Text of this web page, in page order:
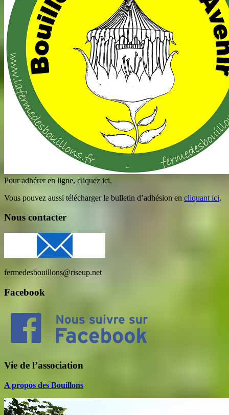
Pour adhérer en ligne, cliquez ici.
Vous pouvez aussi télécharger le bulletin d’adhésion en cliquant ici.
Nous contacter
fermedesbouillons@riseup.net
Facebook
Vie de l’association
A propos des Bouillons